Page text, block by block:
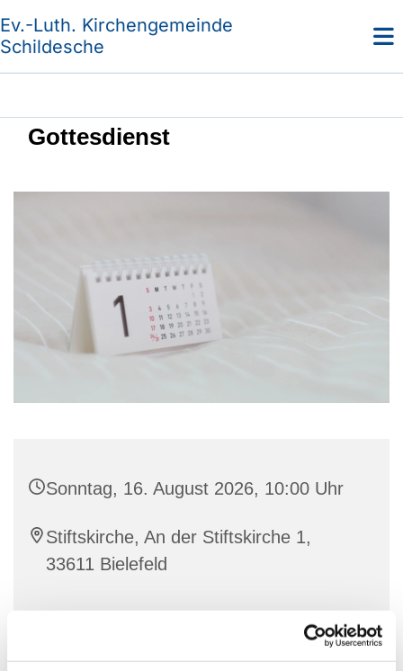
Ev.-Luth. Kirchengemeinde
Schildesche
Gottesdienst
Sonntag, 16. August 2026, 10:00 Uhr
Stiftskirche, An der Stiftskirche 1,
33611 Bielefeld